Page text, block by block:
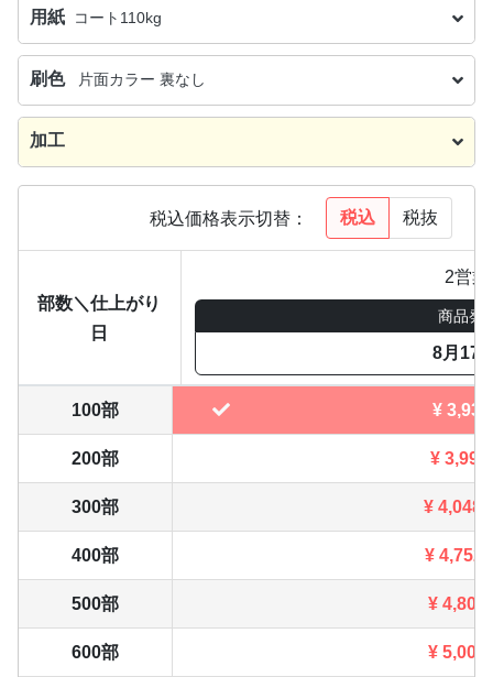
用紙 コート110kg
刷色 片面カラー 裏なし
加工
税込価格表示切替： 税込 税抜
部数＼仕上がり
日
2営
商品発
8月17
100部 ¥ 3,938
200部 ¥ 3,993
300部 ¥ 4,048
400部 ¥ 4,752
500部 ¥ 4,807
600部 ¥ 5,005